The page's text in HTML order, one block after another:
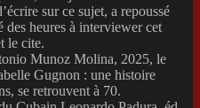
sur ce sujet, a repoussé
des heures à interviewer cet
le cite.
Munoz Molina, 2025, le
Gugnon : une histoire
se retrouvent à 70.